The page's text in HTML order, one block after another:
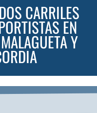
CARRILES
EN
Y